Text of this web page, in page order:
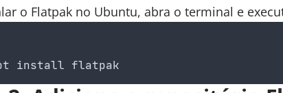
o Flatpak no Ubuntu, abra o terminal e
install flatpak